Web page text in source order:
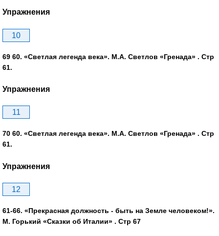
Упражнения
10
69 60. «Светлая легенда века». М.А. Светлов «Гренада» . Стр
61.
Упражнения
11
70 60. «Светлая легенда века». М.А. Светлов «Гренада» . Стр
61.
Упражнения
12
61-66. «Прекрасная должность - быть на Земле человеком!».
М. Горький «Сказки об Италии» . Стр 67